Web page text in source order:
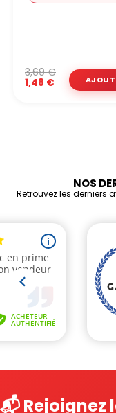
1,48 €
3,69 €
NOS
Retrouvez les derniers
📬 Rejoignez